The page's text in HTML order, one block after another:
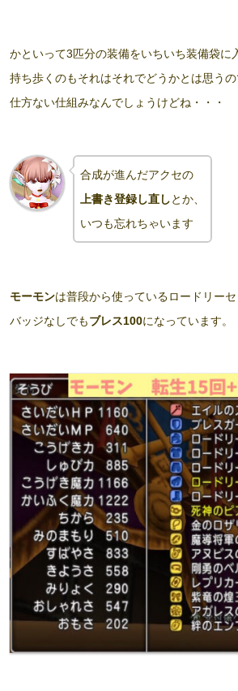
かといって3匹分の装備をいちいち装備袋に
持ち歩くのもそれはそれでどうかとは思うの
仕方ない仕組みなんでしょうけどね・・・
合成が進んだアクセの
上書き登録し直しとか、
いつも忘れちゃいます
モーモンは普段から使っているロードリー
バッジなしでもブレス100になっています。